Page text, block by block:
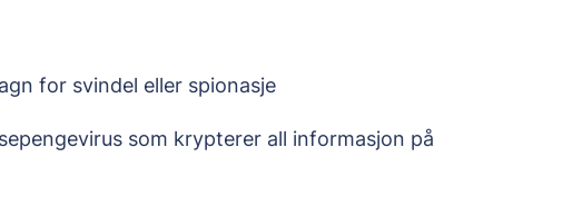
for svindel eller spionasje
som krypterer all informasjon på